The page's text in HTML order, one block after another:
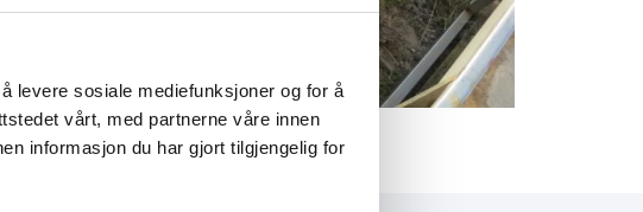
levere sosiale mediefunksjoner og for å
vårt, med partnerne våre innen
informasjon du har gjort tilgjengelig for